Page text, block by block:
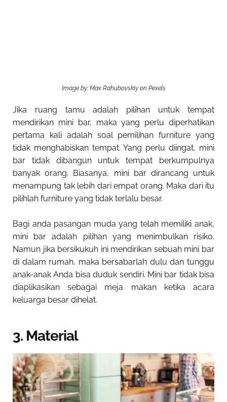
Image by: Max Rahubovskiy on Pexels
Jika ruang tamu adalah pilihan untuk tempat
mendirikan mini bar, maka yang perlu diperhatikan
pertama kali adalah soal pemilihan furniture yang
tidak menghabiskan tempat. Yang perlu diingat, mini
bar tidak dibangun untuk tempat berkumpulnya
banyak orang. Biasanya, mini bar dirancang untuk
menampung tak lebih dari empat orang. Maka dari itu
pilihlah furniture yang tidak terlalu besar.
Bagi anda pasangan muda yang telah memiliki anak,
mini bar adalah pilihan yang menimbulkan risiko.
Namun jika bersikukuh ini mendirikan sebuah mini bar
di dalam rumah, maka bersabarlah dulu dan tunggu
anak-anak Anda bisa duduk sendiri. Mini bar tidak bisa
diaplikasikan sebagai meja makan ketika acara
keluarga besar dihelat.
3. Material